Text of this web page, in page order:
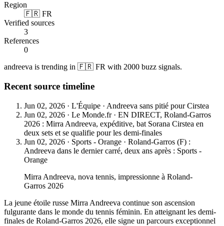
Region
🇫🇷 FR
Verified sources
3
References
0
andreeva is trending in 🇫🇷 FR with 2000 buzz signals.
Recent source timeline
Jun 02, 2026 · L'Équipe · Andreeva sans pitié pour Cirstea
Jun 02, 2026 · Le Monde.fr · EN DIRECT, Roland-Garros
2026 : Mirra Andreeva, expéditive, bat Sorana Cirstea en
deux sets et se qualifie pour les demi-finales
Jun 02, 2026 · Sports - Orange · Roland-Garros (F) :
Andreeva dans le dernier carré, deux ans après : Sports -
Orange
Mirra Andreeva, nova tennis, impressionne à Roland-
Garros 2026
La jeune étoile russe Mirra Andreeva continue son ascension
fulgurante dans le monde du tennis féminin. En atteignant les demi-
finales de Roland-Garros 2026, elle signe un parcours exceptionnel